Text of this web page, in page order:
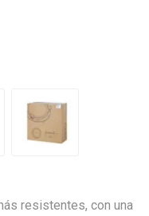
resistentes, con una